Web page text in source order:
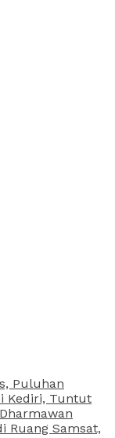
Puluhan
Kediri, Tuntut
Ruang Samsat,